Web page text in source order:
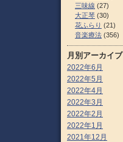
三味線 (27)
大正琴 (30)
花ふらり (21)
音楽療法 (356)
月別アーカイブ
2022年6月
2022年5月
2022年4月
2022年3月
2022年2月
2022年1月
2021年12月